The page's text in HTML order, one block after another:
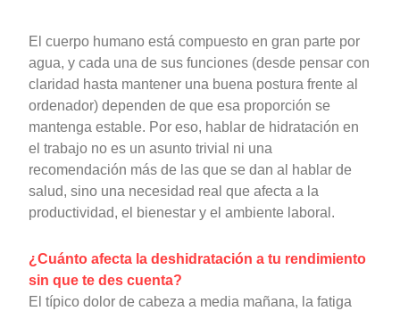
El cuerpo humano está compuesto en gran parte por
agua, y cada una de sus funciones (desde pensar con
claridad hasta mantener una buena postura frente al
ordenador) dependen de que esa proporción se
mantenga estable. Por eso, hablar de hidratación en
el trabajo no es un asunto trivial ni una
recomendación más de las que se dan al hablar de
salud, sino una necesidad real que afecta a la
productividad, el bienestar y el ambiente laboral.
¿Cuánto afecta la deshidratación a tu rendimiento
sin que te des cuenta?
El típico dolor de cabeza a media mañana, la fatiga